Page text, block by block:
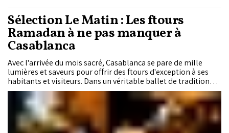
Sélection Le Matin : Les ftours
Ramadan à ne pas manquer à
Casablanca
Avec l'arrivée du mois sacré, Casablanca se pare de mille
lumières et saveurs pour offrir des ftours d'exception à ses
habitants et visiteurs. Dans un véritable ballet de traditions
et de modernité, plusieurs établissements se démarquent
par la diversité de leurs menus et l'ambiance diversifiée qu'ils
proposent. Le Matin vous fait part de sa sélection d'adresses
incontournables pour savourer un ftour d'exception à la
métropole.